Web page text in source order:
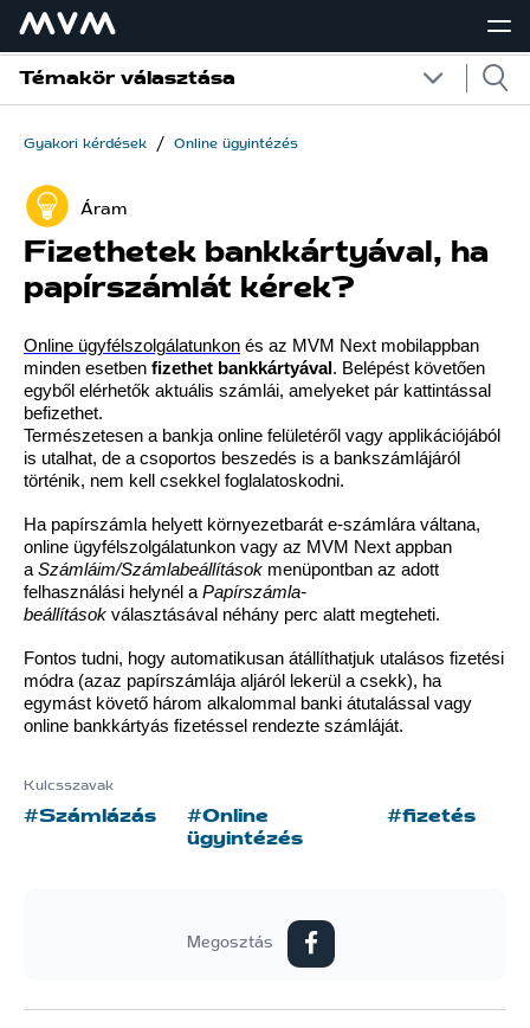
Témakör választása
Gyakori kérdések / Online ügyintézés
Áram
Fizethetek bankkártyával, ha
papírszámlát kérek?
Megosztás
Online ügyfélszolgálatunkon és az MVM Next mobilappban
minden esetben fizethet bankkártyával . Belépést követően
egyből elérhetők aktuális számlái, amelyeket pár kattintással
befizethet.
Természetesen a bankja online felületéről vagy applikációjából
is utalhat, de a csoportos beszedés is a bankszámlájáról
történik, nem kell csekkel foglalatoskodni.
Ha papírszámla helyett környezetbarát e-számlára váltana,
online ügyfélszolgálatunkon vagy az MVM Next appban
a Számláim/Számlabeállítások menüpontban az adott
felhasználási helynél a Papírszámla-
beállítások választásával néhány perc alatt megteheti.
Fontos tudni, hogy automatikusan átállíthatjuk utalásos fizetési
módra (azaz papírszámlája aljáról lekerül a csekk), ha
egymást követő három alkalommal banki átutalással vagy
online bankkártyás fizetéssel rendezte számláját.
Kulcsszavak
#Számlázás
#Online
ügyintézés
#fizetés